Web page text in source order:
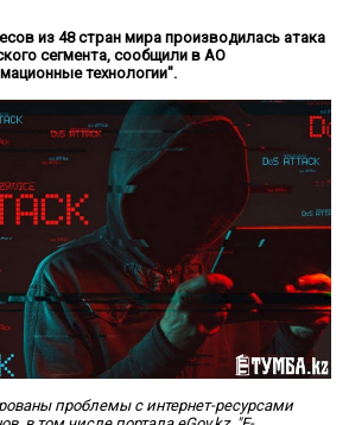
из 48 стран мира производилась атака
сегмента, сообщили в АО
технологии".
проблемы с интернет-ресурсами